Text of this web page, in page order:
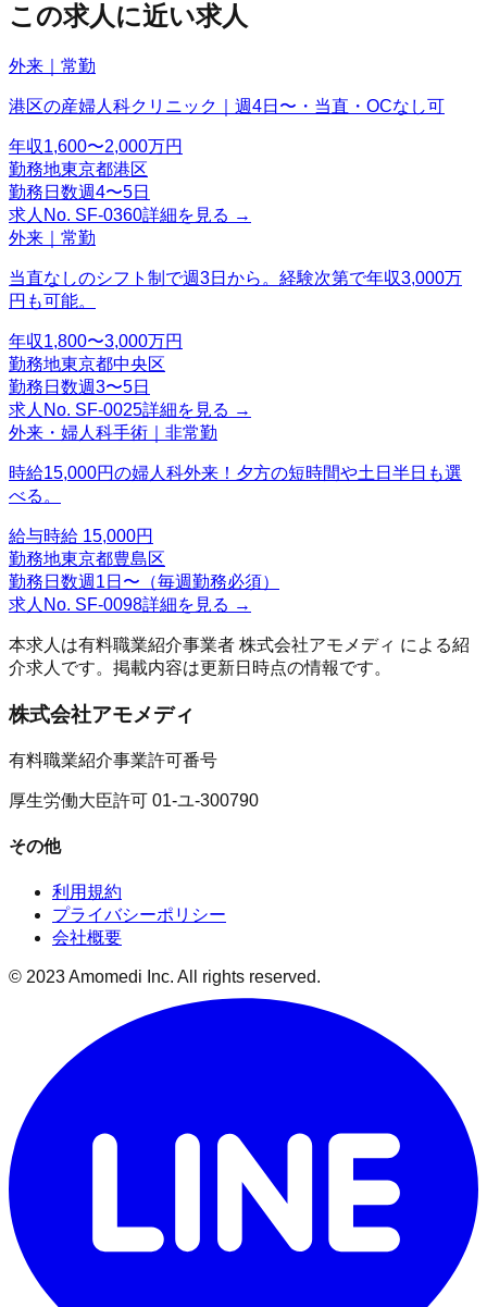
この求人に近い求人
外来｜常勤
港区の産婦人科クリニック｜週4日〜・当直・OCなし可
年収1,600〜2,000万円
勤務地東京都港区
勤務日数週4〜5日
求人No. SF-0360詳細を見る →
外来｜常勤
当直なしのシフト制で週3日から。経験次第で年収3,000万
円も可能。
年収1,800〜3,000万円
勤務地東京都中央区
勤務日数週3〜5日
求人No. SF-0025詳細を見る →
外来・婦人科手術｜非常勤
時給15,000円の婦人科外来！夕方の短時間や土日半日も選
べる。
給与時給 15,000円
勤務地東京都豊島区
勤務日数週1日〜（毎週勤務必須）
求人No. SF-0098詳細を見る →
本求人は有料職業紹介事業者 株式会社アモメディ による紹
介求人です。掲載内容は更新日時点の情報です。
株式会社アモメディ
有料職業紹介事業許可番号
厚生労働大臣許可 01-ユ-300790
その他
利用規約
プライバシーポリシー
会社概要
© 2023 Amomedi Inc. All rights reserved.